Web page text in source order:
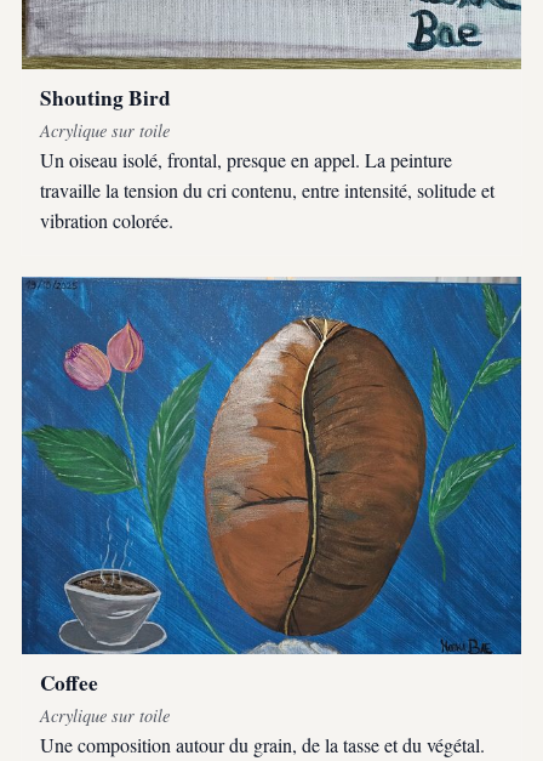
Shouting Bird
Acrylique sur toile
Un oiseau isolé, frontal, presque en appel. La peinture
travaille la tension du cri contenu, entre intensité, solitude et
vibration colorée.
Coffee
Acrylique sur toile
Une composition autour du grain, de la tasse et du végétal.